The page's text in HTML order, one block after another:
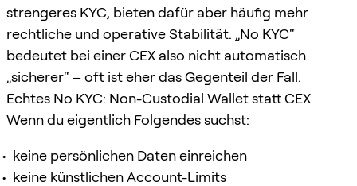
strengeres KYC, bieten dafür aber häufig mehr
rechtliche und operative Stabilität. „No KYC“
bedeutet bei einer CEX also nicht automatisch
„sicherer“ – oft ist eher das Gegenteil der Fall.
Echtes No KYC: Non-Custodial Wallet statt CEX
Wenn du eigentlich Folgendes suchst:
keine persönlichen Daten einreichen
keine künstlichen Account-Limits